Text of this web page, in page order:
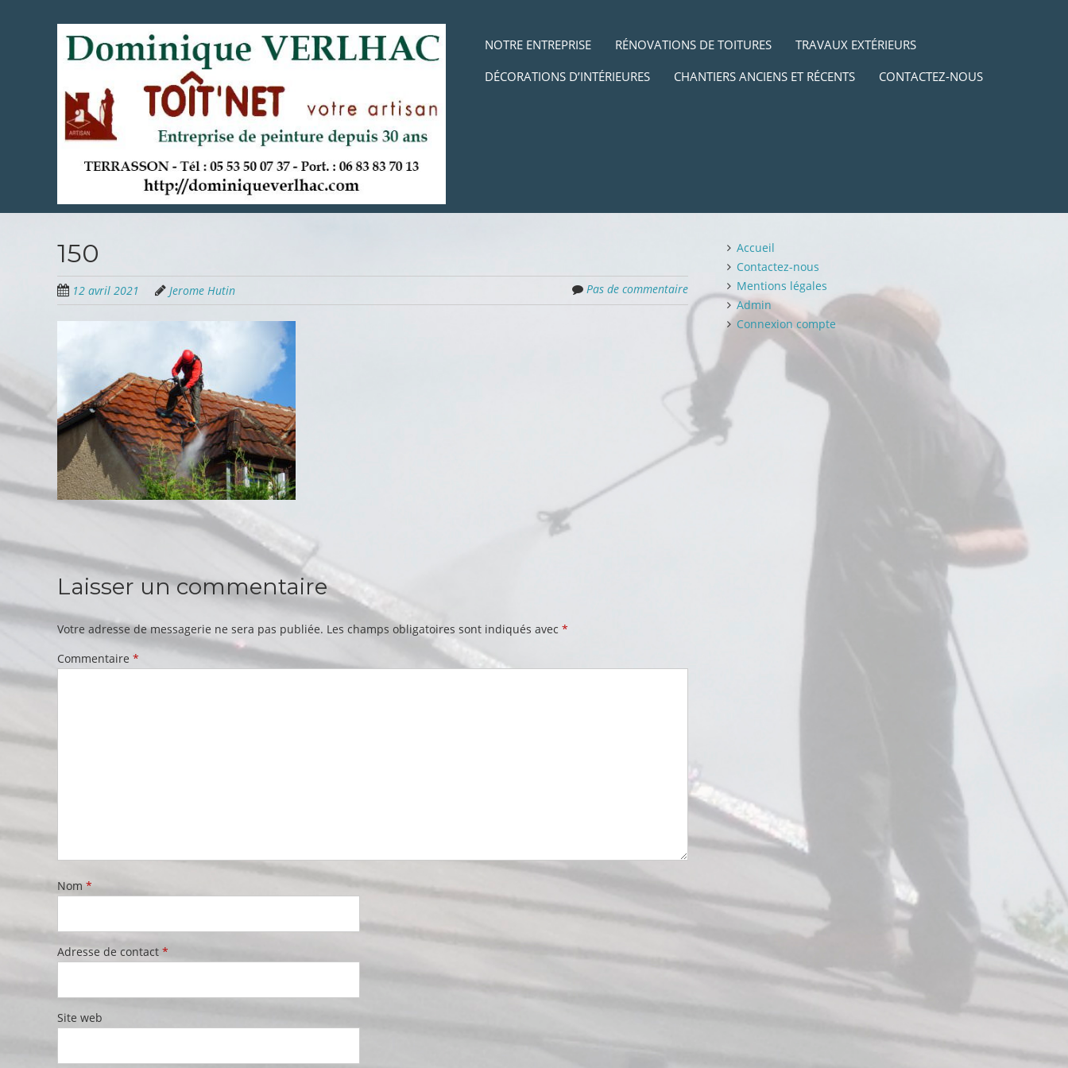
MENU
Aller au contenu
NOTRE ENTREPRISE RÉNOVATIONS DE TOITURES
TRAVAUX EXTÉRIEURS
DÉCORATIONS D’INTÉRIEURES
CHANTIERS ANCIENS ET RÉCENTS CONTACTEZ-NOUS
150
12 avril 2021 Jerome Hutin Pas de commentaire
Laisser un commentaire
Votre adresse de messagerie ne sera pas publiée. Les champs obligatoires sont indiqués avec *
Commentaire *
Nom *
Adresse de contact *
Site web
Accueil
Contactez-nous
Mentions légales
Admin
Connexion compte